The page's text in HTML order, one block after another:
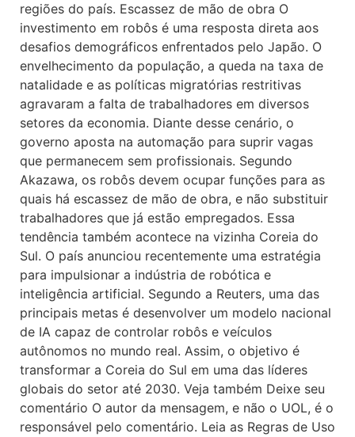
regiões do país. Escassez de mão de obra O
investimento em robôs é uma resposta direta aos
desafios demográficos enfrentados pelo Japão. O
envelhecimento da população, a queda na taxa de
natalidade e as políticas migratórias restritivas
agravaram a falta de trabalhadores em diversos
setores da economia. Diante desse cenário, o
governo aposta na automação para suprir vagas
que permanecem sem profissionais. Segundo
Akazawa, os robôs devem ocupar funções para as
quais há escassez de mão de obra, e não substituir
trabalhadores que já estão empregados. Essa
tendência também acontece na vizinha Coreia do
Sul. O país anunciou recentemente uma estratégia
para impulsionar a indústria de robótica e
inteligência artificial. Segundo a Reuters, uma das
principais metas é desenvolver um modelo nacional
de IA capaz de controlar robôs e veículos
autônomos no mundo real. Assim, o objetivo é
transformar a Coreia do Sul em uma das líderes
globais do setor até 2030. Veja também Deixe seu
comentário O autor da mensagem, e não o UOL, é o
responsável pelo comentário. Leia as Regras de Uso